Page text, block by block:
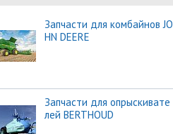
Запчасти для комбайнов JO
HN DEERE
Запчасти для опрыскивате
лей BERTHOUD